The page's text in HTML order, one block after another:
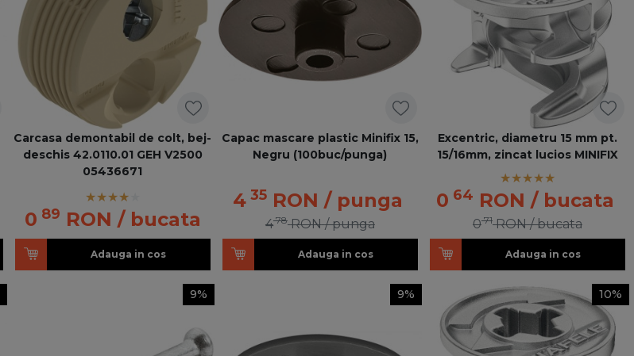
Carcasa demontabil de colt, bej-
deschis 42.0110.01 GEH V2500
05436671
0 89 RON / bucata
Adauga in cos
Capac mascare plastic Minifix 15,
Negru (100buc/punga)
4 35 RON / punga
478 RON / punga
Adauga in cos
Excentric, diametru 15 mm pt.
15/16mm, zincat lucios MINIFIX
0 64 RON / bucata
071 RON / bucata
Adauga in cos
9% 9% 10%